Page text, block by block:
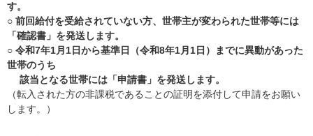
す。
○ 前回給付を受給されていない方、世帯主が変わられた世帯等には
「確認書」を発送します。
○ 令和7年1月1日から基準日（令和8年1月1日）までに異動があった
世帯のうち
該当となる世帯には「申請書」を発送します。
（転入された方の非課税であることの証明を添付して申請をお願い
します。）